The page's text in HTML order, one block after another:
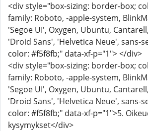
<div style="box-sizing: border-box;
family: Roboto, -apple-system,
'Segoe UI', Oxygen, Ubuntu,
'Droid Sans', 'Helvetica Neue', sans-
color: #f5f8fb;" data-xf-p="1"> </div>
<div style="box-sizing: border-box;
family: Roboto, -apple-system,
'Segoe UI', Oxygen, Ubuntu,
'Droid Sans', 'Helvetica Neue', sans-
color: #f5f8fb;" data-xf-p="1">5.
kysymykset</div>